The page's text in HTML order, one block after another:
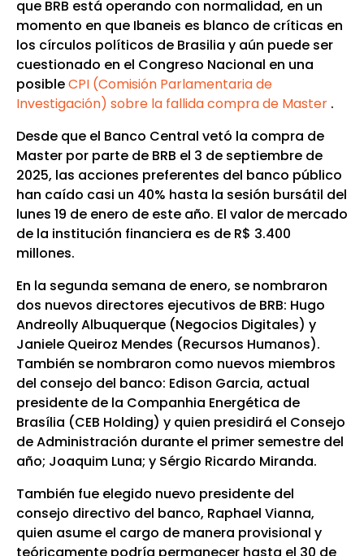
que BRB está operando con normalidad, en un
momento en que Ibaneis es blanco de críticas en
los círculos políticos de Brasilia y aún puede ser
cuestionado en el Congreso Nacional en una
posibleCPI (Comisión Parlamentaria de
Investigación) sobre la fallida compra de Master.
Desde que el Banco Central vetó la compra de
Master por parte de BRB el 3 de septiembre de
2025, las acciones preferentes del banco público
han caído casi un 40% hasta la sesión bursátil del
lunes 19 de enero de este año. El valor de mercado
de la institución financiera es de R$ 3.400
millones.
En la segunda semana de enero, se nombraron
dos nuevos directores ejecutivos de BRB: Hugo
Andreolly Albuquerque (Negocios Digitales) y
Janiele Queiroz Mendes (Recursos Humanos).
También se nombraron como nuevos miembros
del consejo del banco: Edison Garcia, actual
presidente de la Companhia Energética de
Brasília (CEB Holding) y quien presidirá el Consejo
de Administración durante el primer semestre del
año; Joaquim Luna; y Sérgio Ricardo Miranda.
También fue elegido nuevo presidente del
consejo directivo del banco, Raphael Vianna,
quien asume el cargo de manera provisional y